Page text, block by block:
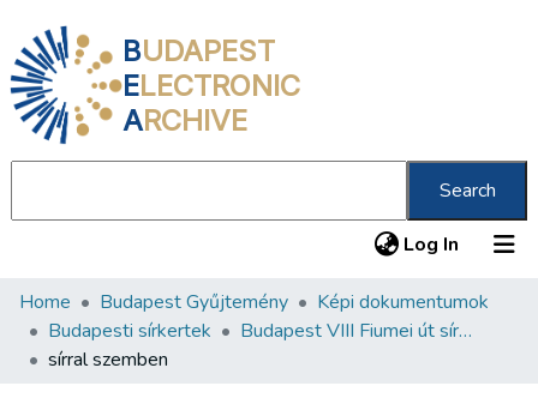
BUDAPEST
ELECTRONIC
ARCHIVE
Search
Log In (current)
Communities & Collections
All of DSpace
Home Budapest Gyűjtemény
Képi dokumentumok
Budapesti sírkertek
Budapest VIII Fiumei út sírkert 3. rész
sírral szemben